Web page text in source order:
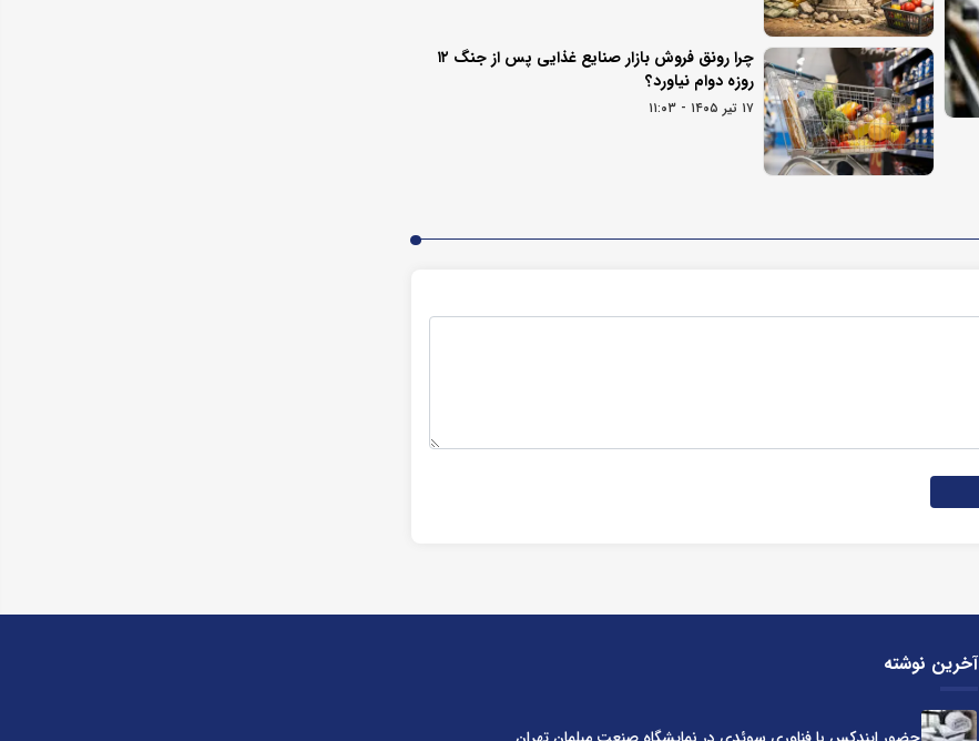
چرا رونق فروش بازار صنایع غذایی پس از جنگ ۱۲
روزه دوام نیاورد؟
۱۷ تیر ۱۴۰۵ - ۱۱:۰۳
آخرین نوشته